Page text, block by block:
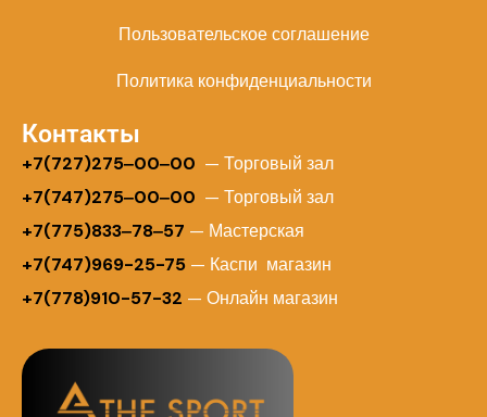
Пользовательское соглашение
Политика конфиденциальности
Контакты
+7(727)275‒00‒00 — Торговый зал
+7(747)275‒00‒00 — Торговый зал
+7(775)833‒78‒57 — Мастерская
+7(747)969-25-75 — Каспи магазин
+7(778)910-57-32 — Онлайн магазин